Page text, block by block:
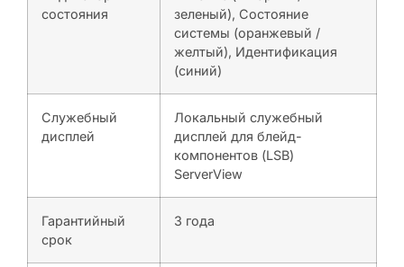
состояния
зеленый), Состояние
системы (оранжевый /
желтый), Идентификация
(синий)
Служебный
дисплей
Локальный служебный
дисплей для блейд-
компонентов (LSB)
ServerView
Гарантийный
срок
3 года